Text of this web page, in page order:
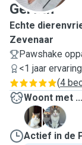
Gerwin
Echte
Zevenaar
Pawshake
<1 jaar ervaring
(4
Woont met ...
G
J
Actief in de